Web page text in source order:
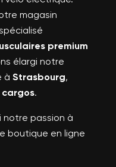
magasin
premium
élargi notre
à Strasbourg,
cargos.
notre passion à
boutique en ligne